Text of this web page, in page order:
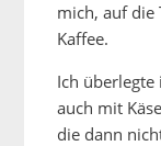
mich, auf die
Kaffee.
Ich
auch mit
die dann